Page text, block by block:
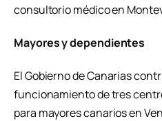
consultorio médico en
Mayores y dependientes
El Gobierno de Canarias
funcionamiento de tres
para mayores canarios en